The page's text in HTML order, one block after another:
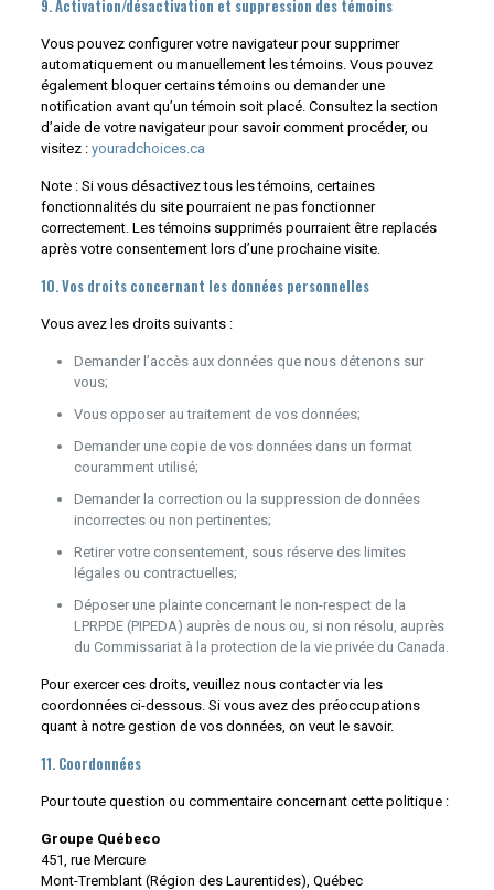
9. Activation/désactivation et suppression des témoins
Vous pouvez configurer votre navigateur pour supprimer
automatiquement ou manuellement les témoins. Vous pouvez
également bloquer certains témoins ou demander une
notification avant qu’un témoin soit placé. Consultez la section
d’aide de votre navigateur pour savoir comment procéder, ou
visitez : youradchoices.ca
Note : Si vous désactivez tous les témoins, certaines
fonctionnalités du site pourraient ne pas fonctionner
correctement. Les témoins supprimés pourraient être replacés
après votre consentement lors d’une prochaine visite.
10. Vos droits concernant les données personnelles
Vous avez les droits suivants :
Demander l’accès aux données que nous détenons sur
vous;
Vous opposer au traitement de vos données;
Demander une copie de vos données dans un format
couramment utilisé;
Demander la correction ou la suppression de données
incorrectes ou non pertinentes;
Retirer votre consentement, sous réserve des limites
légales ou contractuelles;
Déposer une plainte concernant le non-respect de la
LPRPDE (PIPEDA) auprès de nous ou, si non résolu, auprès
du Commissariat à la protection de la vie privée du Canada.
Pour exercer ces droits, veuillez nous contacter via les
coordonnées ci-dessous. Si vous avez des préoccupations
quant à notre gestion de vos données, on veut le savoir.
11. Coordonnées
Pour toute question ou commentaire concernant cette politique :
Groupe Québeco
451, rue Mercure
Mont-Tremblant (Région des Laurentides), Québec